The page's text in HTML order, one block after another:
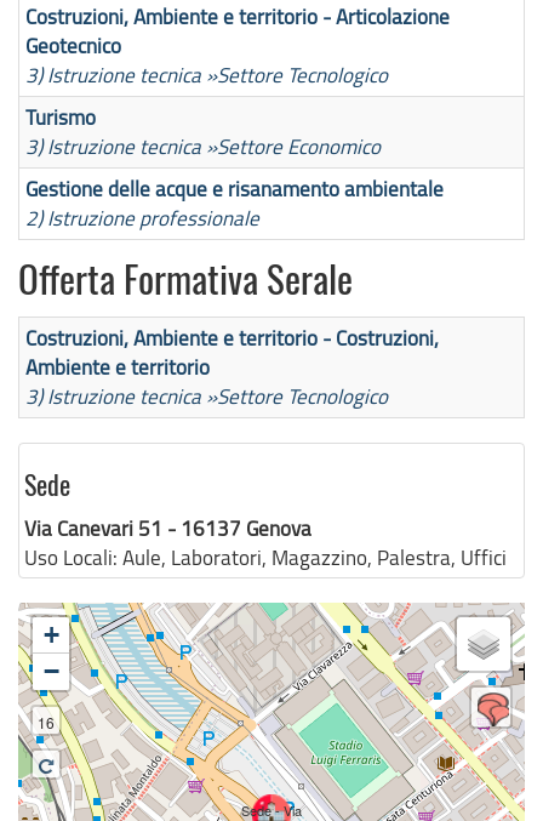
Costruzioni, Ambiente e territorio - Articolazione
Geotecnico
3) Istruzione tecnica »Settore Tecnologico
Turismo
3) Istruzione tecnica »Settore Economico
Gestione delle acque e risanamento ambientale
2) Istruzione professionale
Offerta Formativa Serale
Costruzioni, Ambiente e territorio - Costruzioni,
Ambiente e territorio
3) Istruzione tecnica »Settore Tecnologico
Sede
Via Canevari 51 - 16137 Genova
Uso Locali: Aule, Laboratori, Magazzino, Palestra, Uffici
Sede - Via
+
−
16